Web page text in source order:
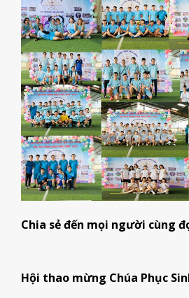
Chia sẻ đến mọi người cùng
Hội thao mừng Chúa Phục